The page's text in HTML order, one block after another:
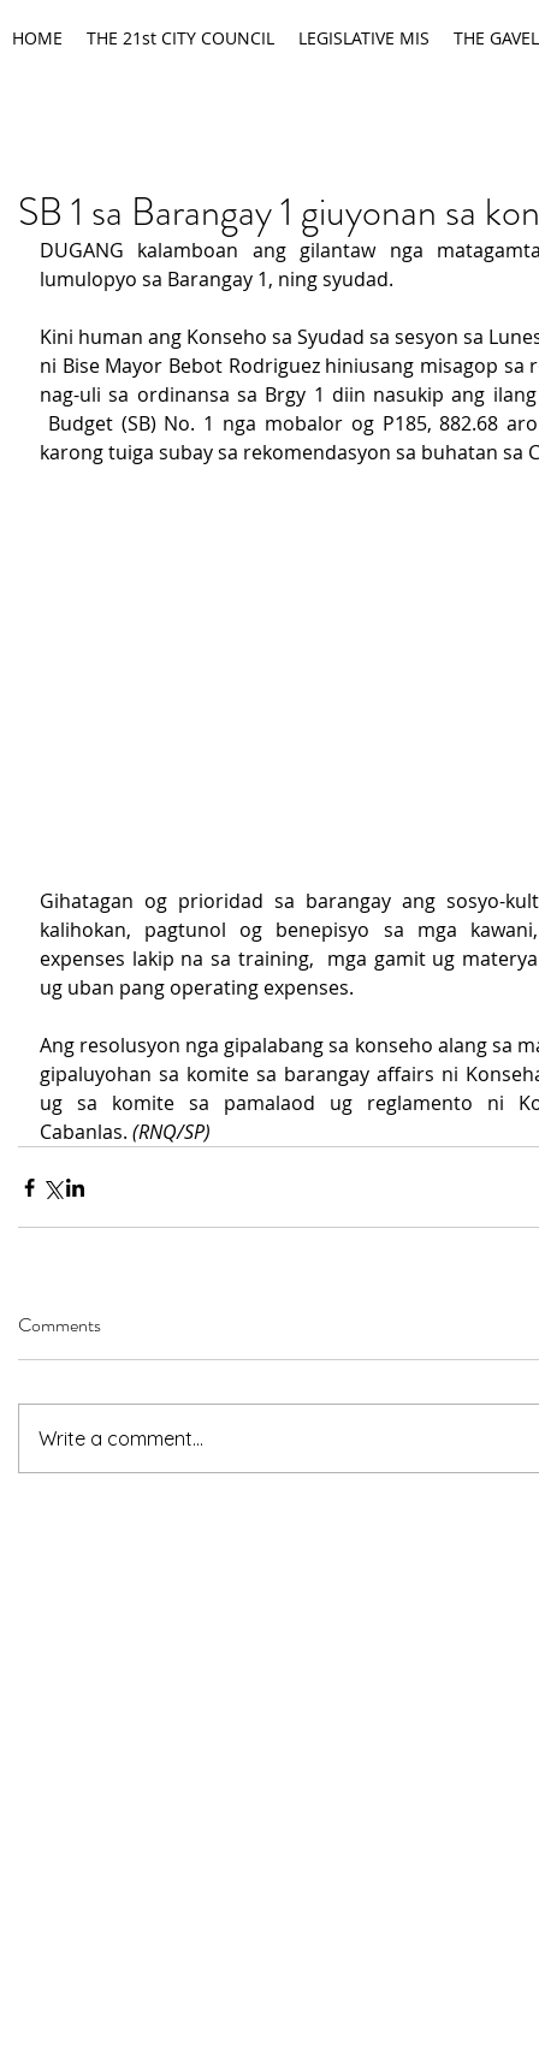
HOME THE 21st CITY COUNCIL LEGISLATIVE MIS THE GAVEL
SB 1 sa Barangay 1 giuyonan sa
DUGANG kalamboan ang gilantaw nga
lumulopyo sa Barangay 1, ning syudad.
Kini human ang Konseho sa Syudad sa sesyon sa
ni Bise Mayor Bebot Rodriguez hiniusang misagop sa
nag-uli sa ordinansa sa Brgy 1 diin nasukip ang
Budget (SB) No. 1 nga mobalor og P185, 882.68
karong tuiga subay sa rekomendasyon sa buhatan sa
Gihatagan og prioridad sa barangay ang sosyo-
kalihokan, pagtunol og benepisyo sa mga
expenses lakip na sa training,  mga gamit ug
ug uban pang operating expenses.
Ang resolusyon nga gipalabang sa konseho alang sa
gipaluyohan sa komite sa barangay affairs ni
ug sa komite sa pamalaod ug reglamento ni
Cabanlas. (RNQ/SP)
Comments
Write a comment...